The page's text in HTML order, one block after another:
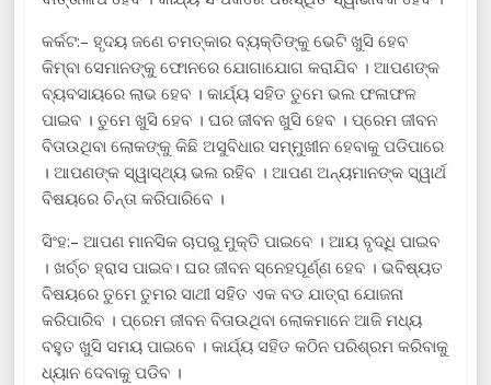
କର୍କଟ:– ହୃଦୟ ଜଣେ ଚମତ୍କାର ବ୍ୟକ୍ତିଙ୍କୁ ଭେଟି ଖୁସି ହେବ
କିମ୍ବା ସେମାନଙ୍କୁ ଫୋନରେ ଯୋଗାଯୋଗ କରାଯିବ । ଆପଣଙ୍କ
ବ୍ୟବସାୟରେ ଲାଭ ହେବ । କାର୍ଯ୍ୟ ସହିତ ତୁମେ ଭଲ ଫଳାଫଳ
ପାଇବ । ତୁମେ ଖୁସି ହେବ । ଘର ଜୀବନ ଖୁସି ହେବ । ପ୍ରେମ ଜୀବନ
ବିତାଉଥିବା ଲୋକଙ୍କୁ କିଛି ଅସୁବିଧାର ସମ୍ମୁଖୀନ ହେବାକୁ ପଡିପାରେ
। ଆପଣଙ୍କ ସ୍ୱାସ୍ଥ୍ୟ ଭଲ ରହିବ । ଆପଣ ଅନ୍ୟମାନଙ୍କ ସ୍ୱାର୍ଥ
ବିଷୟରେ ଚିନ୍ତା କରିପାରିବେ ।
ସିଂହ:– ଆପଣ ମାନସିକ ଚାପରୁ ମୁକ୍ତି ପାଇବେ । ଆୟ ବୃଦ୍ଧି ପାଇବ
। ଖର୍ଚ୍ଚ ହ୍ରାସ ପାଇବ। ଘର ଜୀବନ ସ୍ନେହପୂର୍ଣ୍ଣ ହେବ । ଭବିଷ୍ୟତ
ବିଷୟରେ ତୁମେ ତୁମର ସାଥୀ ସହିତ ଏକ ବଡ ଯାତ୍ରା ଯୋଜନା
କରିପାରିବ । ପ୍ରେମ ଜୀବନ ବିତାଉଥିବା ଲୋକମାନେ ଆଜି ମଧ୍ୟ
ବହୁତ ଖୁସି ସମୟ ପାଇବେ । କାର୍ଯ୍ୟ ସହିତ କଠିନ ପରିଶ୍ରମ କରିବାକୁ
ଧ୍ୟାନ ଦେବାକୁ ପଡିବ ।